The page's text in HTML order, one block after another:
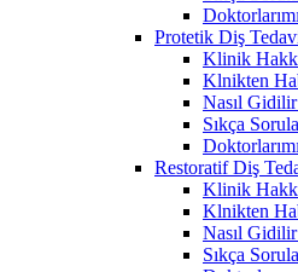
Protetik Diş
Klinik
Klnikten
Nasıl
Sıkça
Restoratif Diş
Klinik
Klnikten
Nasıl
Sıkça